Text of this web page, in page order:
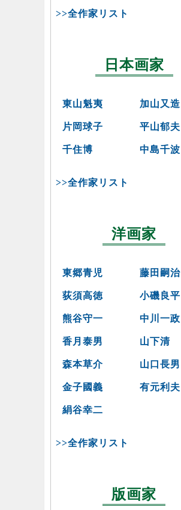
>>全作家リスト
日本画家
東山魁夷 加山又造
片岡球子 平山郁夫
千住博 中島千波
>>全作家リスト
洋画家
東郷青児 藤田嗣治
荻須高徳 小磯良平
熊谷守一 中川一政
香月泰男 山下清
森本草介 山口長男
金子國義 有元利夫
絹谷幸二
>>全作家リスト
版画家